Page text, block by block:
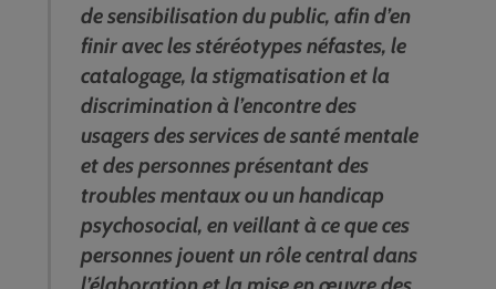
de sensibilisation du public, afin d’en
finir avec les stéréotypes néfastes, le
catalogage, la stigmatisation et la
discrimination à l’encontre des
usagers des services de santé mentale
et des personnes présentant des
troubles mentaux ou un handicap
psychosocial, en veillant à ce que ces
personnes jouent un rôle central dans